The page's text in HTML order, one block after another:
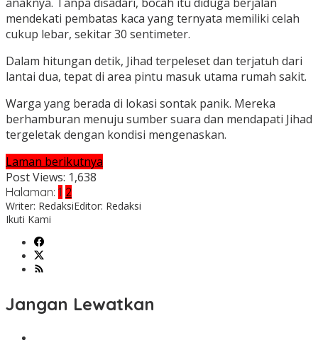
mendekati pembatas kaca yang ternyata memiliki celah
cukup lebar, sekitar 30 sentimeter.
Dalam hitungan detik, Jihad terpeleset dan terjatuh dari
lantai dua, tepat di area pintu masuk utama rumah sakit.
Warga yang berada di lokasi sontak panik. Mereka
berhamburan menuju sumber suara dan mendapati Jihad
tergeletak dengan kondisi mengenaskan.
Laman berikutnya
Post Views: 1,638
Halaman: 1 2
Writer: RedaksiEditor: Redaksi
Ikuti Kami
Jangan Lewatkan